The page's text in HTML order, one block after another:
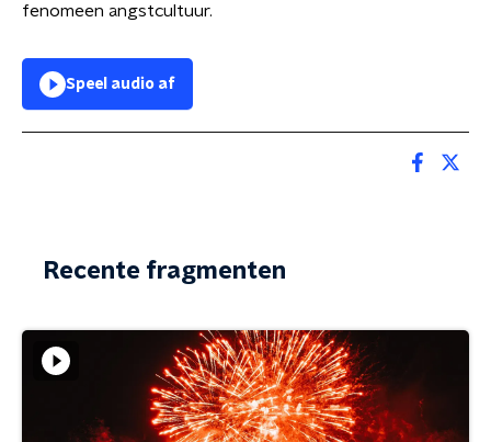
fenomeen angstcultuur.
Speel audio af
Recente fragmenten